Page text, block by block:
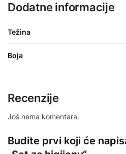
Dodatne informacije
Težina
Boja
Recenzije
Još nema komentara.
Budite prvi koji će